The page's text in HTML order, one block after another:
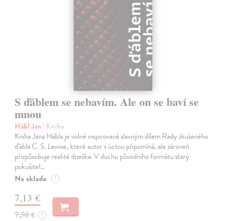
S ďáblem se nebavím. Ale on se baví se
mnou
Hábl Jan | Kniha
Kniha Jana Hábla je volně inspirovaná slavným dílem Rady zkušeného
ďábla C. S. Lewise, které autor s úctou připomíná, ale zároveň
přizpůsobuje realitě dneška. V duchu původního formátu starý
pokušitel…
Na sklade ?
7,13 €
7,50 € ?